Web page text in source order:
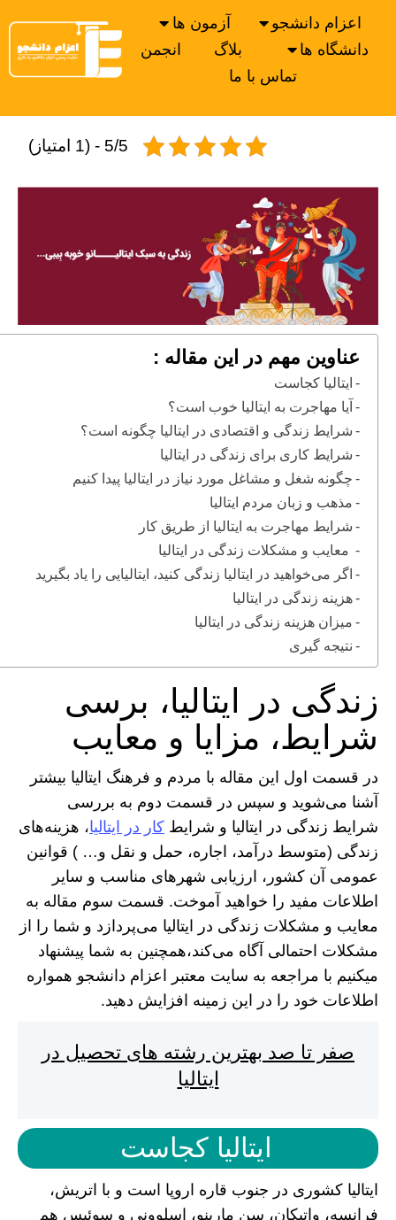
اعزام دانشجو
آزمون ها
دانشگاه ها
بلاگ
انجمن
تماس با ما
5/5 - (1 امتیاز)
عناوین مهم در این مقاله :
ایتالیا کجاست
آیا مهاجرت به ایتالیا خوب است؟
شرایط زندگی و اقتصادی در ایتالیا چگونه است؟
شرایط کاری برای زندگی در ایتالیا
چگونه شغل و مشاغل مورد نیاز در ایتالیا پیدا کنیم
مذهب و زبان مردم ایتالیا
شرایط مهاجرت به ایتالیا از طریق کار
معایب و مشکلات زندگی در ایتالیا
اگر می‌خواهید در ایتالیا زندگی کنید، ایتالیایی را یاد بگیرید
هزینه زندگی در ایتالیا
میزان هزینه زندگی در ایتالیا
نتیجه گیری
زندگی در ایتالیا، برسی
شرایط، مزایا و معایب
در قسمت اول این مقاله با مردم و فرهنگ ایتالیا بیشتر
آشنا می‌شوید و سپس در قسمت دوم به بررسی
شرایط زندگی در ایتالیا و شرایط کار در ایتالیا، هزینه‌های
زندگی (متوسط درآمد، اجاره، حمل و نقل و… ) قوانین
عمومی آن کشور، ارزیابی شهر‌های مناسب و سایر
اطلاعات مفید را خواهید آموخت. قسمت سوم مقاله به
معایب و مشکلات زندگی در ایتالیا می‌پردازد و شما را از
مشکلات احتمالی آگاه می‌کند،همچنین به شما پیشنهاد
میکنیم با مراجعه به سایت معتبر اعزام دانشجو همواره
اطلاعات خود را در این زمینه افزایش دهید.
صفر تا صد بهترین رشته های تحصیل در
ایتالیا
ایتالیا کجاست
ایتالیا کشوری در جنوب قاره اروپا است و با اتریش،
فرانسه، واتیکان، سن مارینو، اسلوونی و سوئیس هم